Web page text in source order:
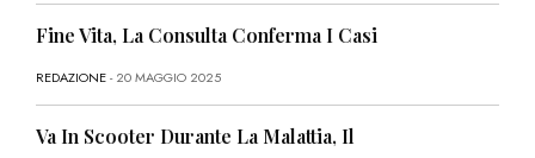
Fine Vita, La Consulta Conferma I Casi
REDAZIONE- 20 MAGGIO 2025
Va In Scooter Durante La Malattia, Il